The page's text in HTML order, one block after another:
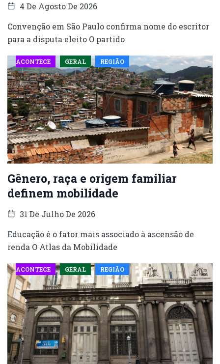
4 De Agosto De 2026
Convenção em São Paulo confirma nome do escritor
para a disputa eleito O partido
ACONTECE GERAL REGIÃO
Gênero, raça e origem familiar
definem mobilidade
31 De Julho De 2026
Educação é o fator mais associado à ascensão de
renda O Atlas da Mobilidade
ACONTECE GERAL REGIÃO